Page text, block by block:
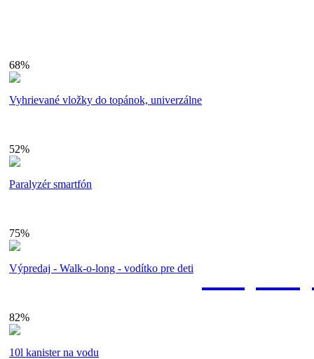
68%
Vyhrievané vložky do topánok, univerzálne
52%
Paralyzér smartfón
75%
Výpredaj - Walk-o-long - vodítko pre deti
82%
10l kanister na vodu